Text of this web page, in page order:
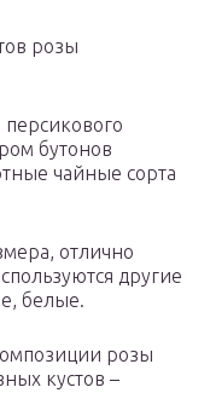
розы
бутонов
чайные сорта
отлично
другие
белые.
розы
кустов –